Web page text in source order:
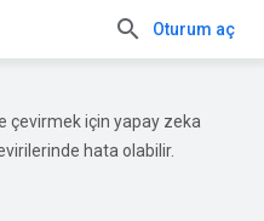
Oturum aç
çevirmek için yapay zeka
hata olabilir.